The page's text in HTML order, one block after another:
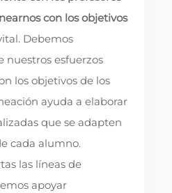
con los objetivos
Debemos
nuestros esfuerzos
los objetivos de los
ayuda a elaborar
que se adapten
cada alumno.
las líneas de
apoyar